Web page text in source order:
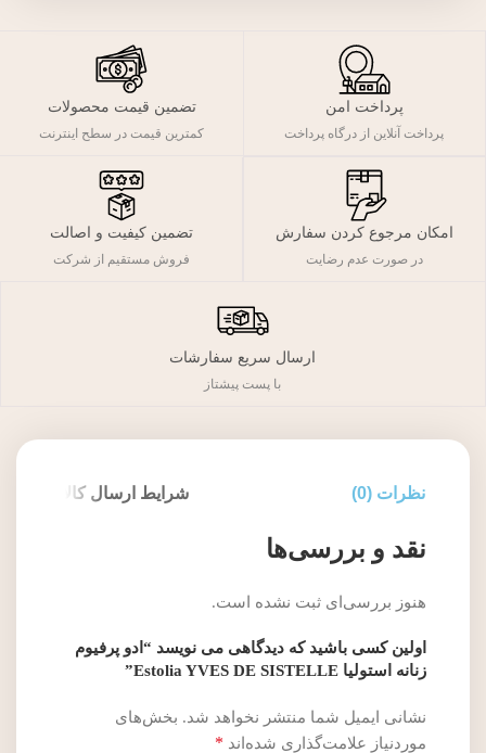
پرداخت امن
پرداخت آنلاین از درگاه پرداخت
تضمین قیمت محصولات
کمترین قیمت در سطح اینترنت
امکان مرجوع کردن سفارش
در صورت عدم رضایت
تضمین کیفیت و اصالت
فروش مستقیم از شرکت
ارسال سریع سفارشات
با پست پیشتاز
نظرات (0) شرایط ارسال کالا
نقد و بررسی‌ها
هنوز بررسی‌ای ثبت نشده است.
اولین کسی باشید که دیدگاهی می نویسد “ادو پرفیوم
زنانه استولیا Estolia YVES DE SISTELLE”
نشانی ایمیل شما منتشر نخواهد شد. بخش‌های
موردنیاز علامت‌گذاری شده‌اند *